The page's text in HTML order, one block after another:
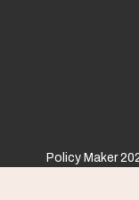
Policy Maker